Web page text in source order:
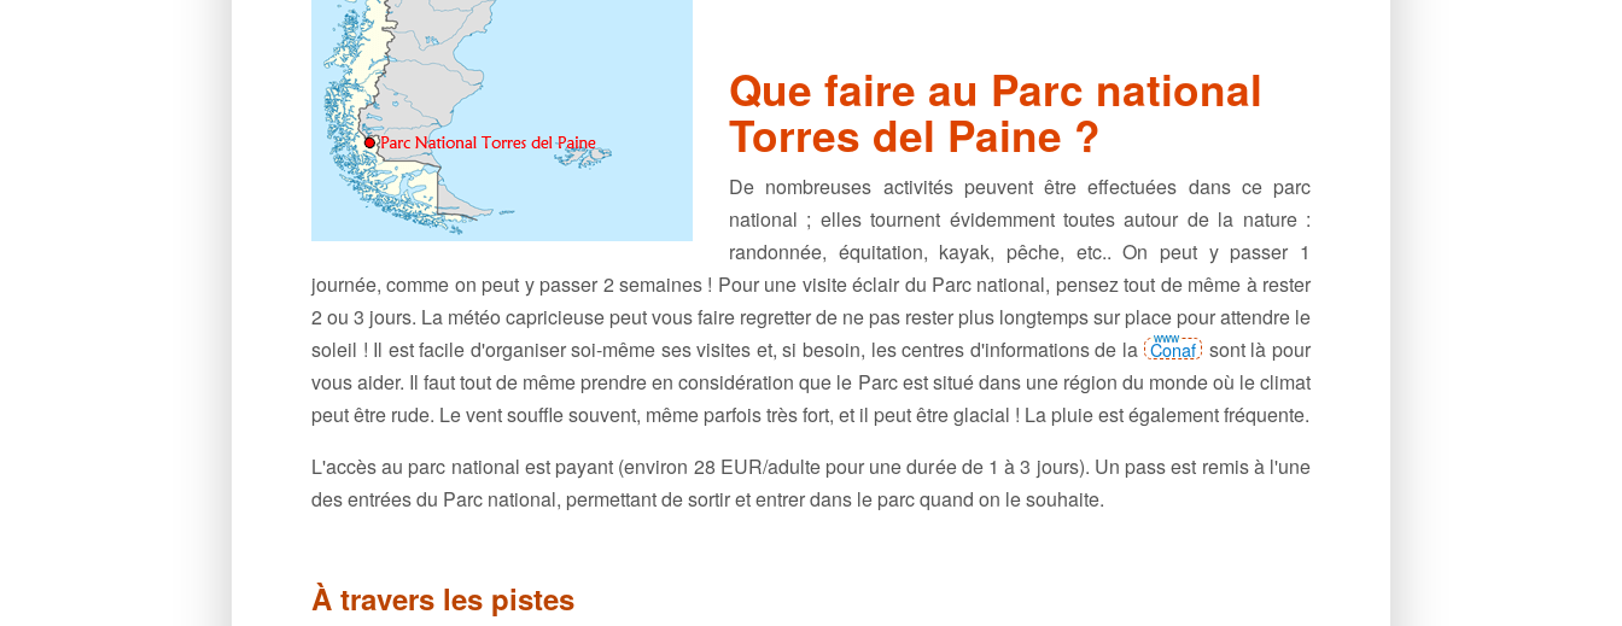
Que faire au Parc national
Torres del Paine ?
De nombreuses activités peuvent être effectuées dans ce parc
national ; elles tournent évidemment toutes autour de la nature :
randonnée, équitation, kayak, pêche, etc.. On peut y passer 1
journée, comme on peut y passer 2 semaines ! Pour une visite éclair du Parc national, pensez tout de même à rester
2 ou 3 jours. La météo capricieuse peut vous faire regretter de ne pas rester plus longtemps sur place pour attendre le
soleil ! Il est facile d'organiser soi-même ses visites et, si besoin, les centres d'informations de la Conaf sont là pour
vous aider. Il faut tout de même prendre en considération que le Parc est situé dans une région du monde où le climat
peut être rude. Le vent souffle souvent, même parfois très fort, et il peut être glacial ! La pluie est également fréquente.
L'accès au parc national est payant (environ 28 EUR/adulte pour une durée de 1 à 3 jours). Un pass est remis à l'une
des entrées du Parc national, permettant de sortir et entrer dans le parc quand on le souhaite.
À travers les pistes